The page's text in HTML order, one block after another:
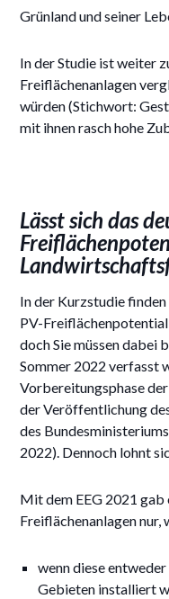
Grünland und seiner
In der Studie ist weiter
Freiflächenanlagen
würden (Stichwort:
mit ihnen rasch hohe
Lässt sich das
In der Kurzstudie
PV-
doch Sie müssen dabei
Sommer 2022 verfasst
Vorbereitungsphase
der Veröffentlichung
des
2022). Dennoch lohnt
Mit dem EEG 2021 gab
Freiflächenanlagen nur,
wenn diese
Gebieten installiert